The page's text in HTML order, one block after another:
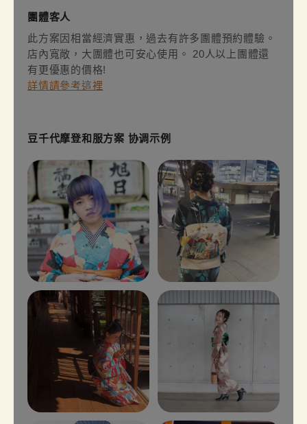
團體客人
此方案因相當經濟實惠，過去有許多團體預約體驗。
店內寬敞，大團體也可安心使用。 20人以上團體還
有更優惠的價格!
詳情請參考這裡
豆千代摩登和服方案 协调示例